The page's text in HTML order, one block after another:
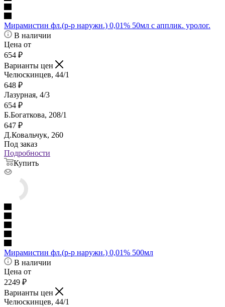
Мирамистин фл.(р-р наружн.) 0,01% 50мл с апплик. уролог.
В наличии
Цена от
654 ₽
Варианты цен
Челюскинцев, 44/1
648 ₽
Лазурная, 4/3
654 ₽
Б.Богаткова, 208/1
647 ₽
Д.Ковальчук, 260
Под заказ
Подробности
Купить
Мирамистин фл.(р-р наружн.) 0,01% 500мл
В наличии
Цена от
2249 ₽
Варианты цен
Челюскинцев, 44/1